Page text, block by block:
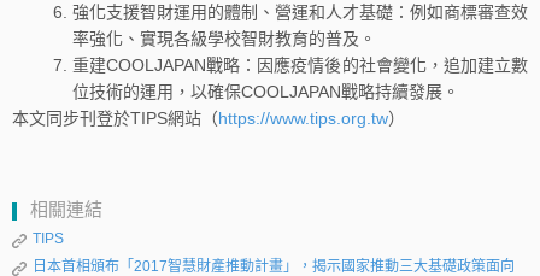
強化支援智財運用的體制、營運和人才基礎：例如商標審查效
率強化、實現各級學校智財教育的普及。
重建COOLJAPAN戰略：因應疫情後的社會變化，追加建立數
位技術的運用，以確保COOLJAPAN戰略持續發展。
本文同步刊登於TIPS網站（https://www.tips.org.tw）
相關連結
TIPS
日本首相頒布「2017智慧財產推動計畫」，揭示國家推動三大基礎政策面向